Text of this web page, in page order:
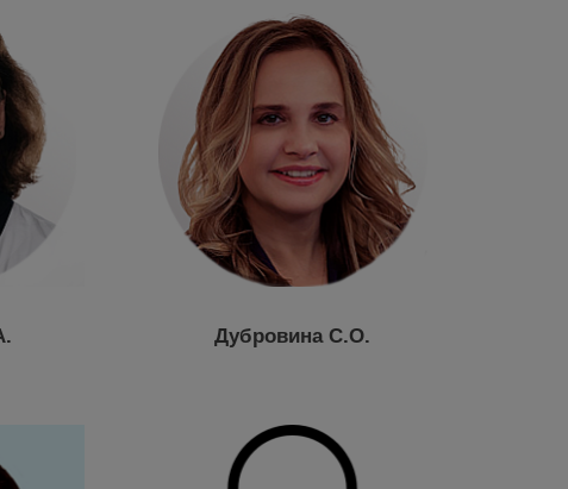
Дубровина С.О.